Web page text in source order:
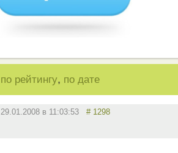
по рейтингу, по дате
29.01.2008 в 11:03:53 # 1298